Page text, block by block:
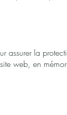
assurer la
web, en